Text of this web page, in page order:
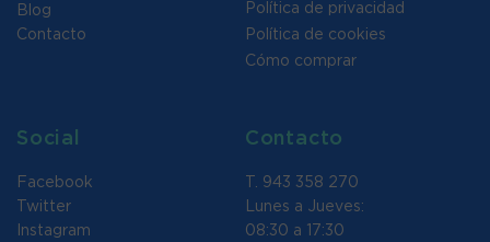
Blog
Contacto
Política de privacidad
Política de cookies
Cómo comprar
Social
Facebook
Twitter
Instagram
Contacto
T. 943 358 270
Lunes a Jueves:
08:30 a 17:30